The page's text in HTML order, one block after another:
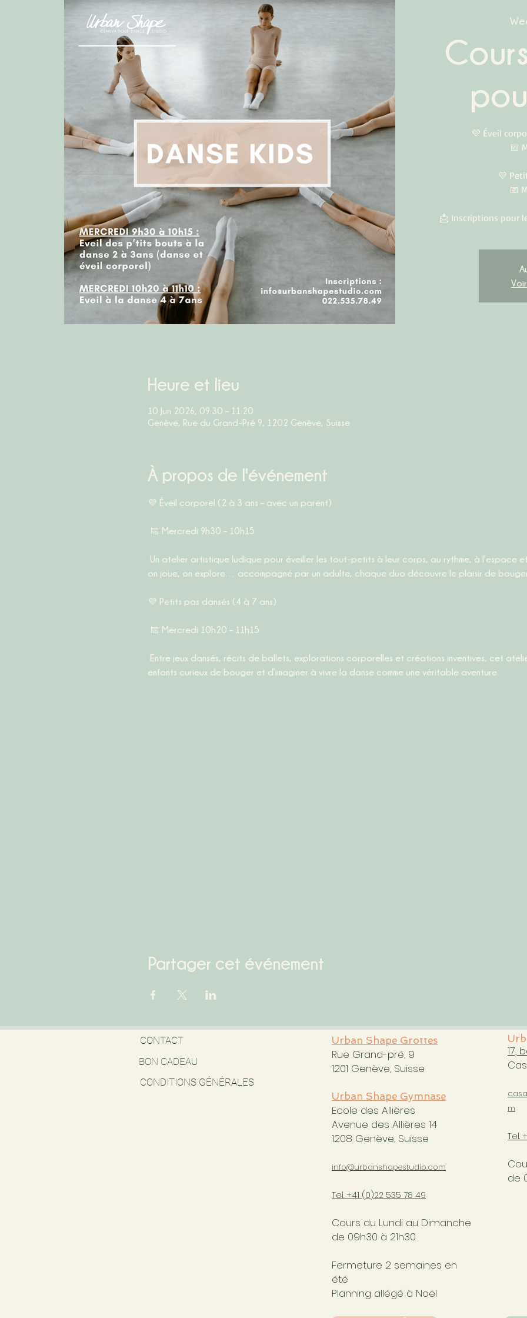
💜 Éveil
📅
💜
📅
📩 Inscriptions pour
Heure et lieu
10 Jun 2026, 09:30 – 11:20
Genève, Rue du Grand-Pré 9, 1202 Genève, Suisse
À propos de l'événement
💜 Éveil corporel (2 à 3 ans – avec un parent)
📅 Mercredi 9h30 – 10h15
on joue, on explore… accompagné par un adulte, chaque duo découvre le plaisir de bouger
💜 Petits pas dansés (4 à 7 ans)
📅 Mercredi 10h20 – 11h15
enfants curieux de bouger et d’imaginer à vivre la danse comme une véritable aventure.
Partager cet événement
CONTACT
BON CADEAU
CONDITIONS GÉNÉRALES
Urban Shape Grottes
Rue Grand-pré, 9
1201 Genève, Suisse
Urban Shape Gymnase
Ecole des Allières
Avenue des Allières 14
1208 Genève, Suisse
info@urbanshapestudio.com
Tel. +41 (0)22 535 78 49
Cours du Lundi au Dimanche
de 09h30 à 21h30
Fermeture 2 semaines en
été
Planning allégé à Noël
17,
m
Tel.
de